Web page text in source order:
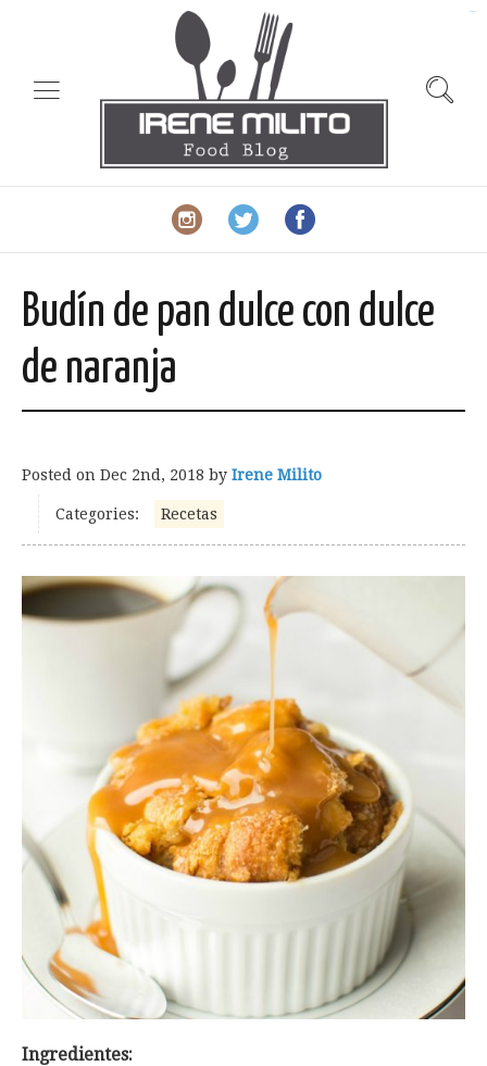
Budín de pan dulce con dulce
de naranja
Posted on Dec 2nd, 2018 by Irene Milito
Categories: Recetas
Ingredientes: